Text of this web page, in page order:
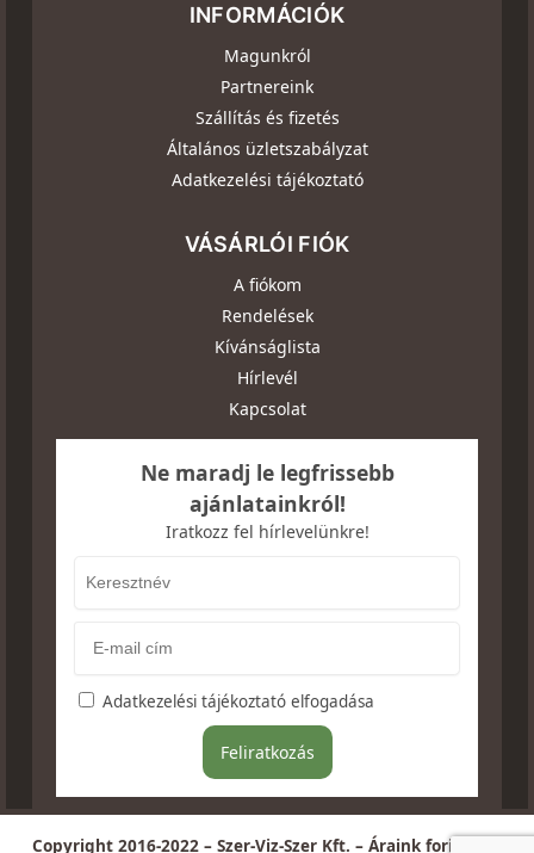
INFORMÁCIÓK
Magunkról
Partnereink
Szállítás és fizetés
Általános üzletszabályzat
Adatkezelési tájékoztató
VÁSÁRLÓI FIÓK
A fiókom
Rendelések
Kívánságlista
Hírlevél
Kapcsolat
Ne maradj le legfrissebb
ajánlatainkról!
Iratkozz fel hírlevelünkre!
Adatkezelési tájékoztató elfogadása
Copyright 2016-2022 – Szer-Viz-Szer Kft. – Áraink forintban